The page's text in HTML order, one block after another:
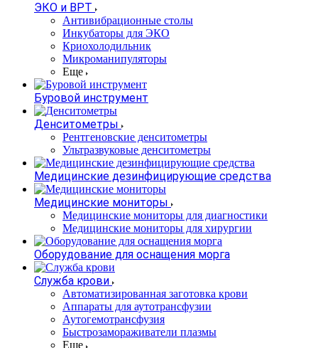
ЭКО и ВРТ
Антивибрационные столы
Инкубаторы для ЭКО
Криохолодильник
Микроманипуляторы
Еще
Буровой инструмент
Денситометры
Рентгеновские денситометры
Ультразвуковые денситометры
Медицинские дезинфицирующие средства
Медицинские мониторы
Медицинские мониторы для диагностики
Медицинские мониторы для хирургии
Оборудование для оснащения морга
Служба крови
Автоматизированная заготовка крови
Аппараты для аутотрансфузии
Аутогемотрансфузия
Быстрозамораживатели плазмы
Еще